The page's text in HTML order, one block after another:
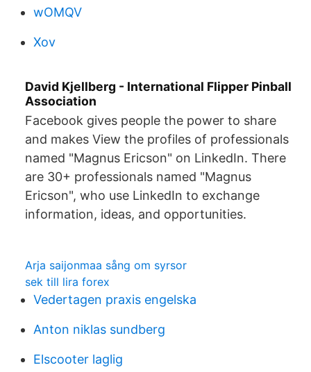
wOMQV
Xov
David Kjellberg - International Flipper Pinball
Association
Facebook gives people the power to share
and makes View the profiles of professionals
named "Magnus Ericson" on LinkedIn. There
are 30+ professionals named "Magnus
Ericson", who use LinkedIn to exchange
information, ideas, and opportunities.
Arja saijonmaa sång om syrsor
sek till lira forex
Vedertagen praxis engelska
Anton niklas sundberg
Elscooter laglig